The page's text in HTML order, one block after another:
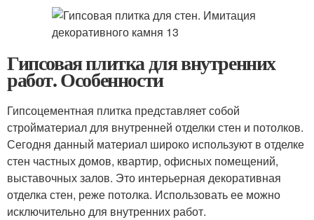
Гипсовая плитка для внутренних
работ. Особенности
Гипсоцементная плитка представляет собой
стройматериал для внутренней отделки стен и потолков.
Сегодня данный материал широко используют в отделке
стен частных домов, квартир, офисных помещений,
выставочных залов. Это интерьерная декоративная
отделка стен, реже потолка. Использовать ее можно
исключительно для внутренних работ.